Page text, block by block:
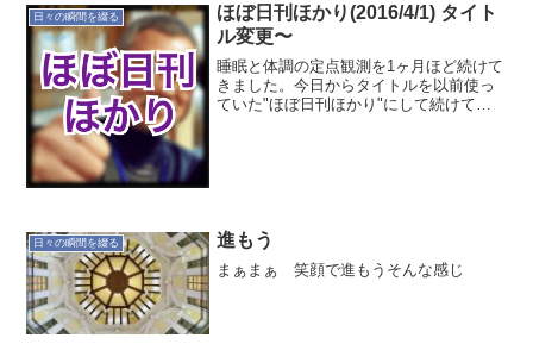
日々の瞬間を綴る
ほぼ日刊ほかり(2016/4/1) タイト
ル変更〜
睡眠と体調の定点観測を1ヶ月ほど続けて
きました。今日からタイトルを以前使っ
ていた"ほぼ日刊ほかり"にして続けて行
日々の瞬間を綴る 進もう
まぁまぁ 笑顔で進もうそんな感じ